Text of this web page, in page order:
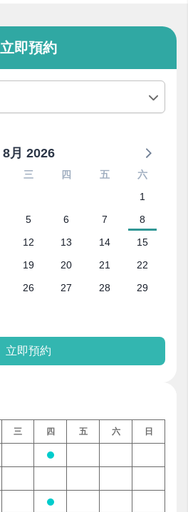
三 四 五 六 日
立即預約
8月 2026
三 四 五
六
1
5 6 7
8
12 13 14
15
19 20 21
22
26 27 28
29
立即預約